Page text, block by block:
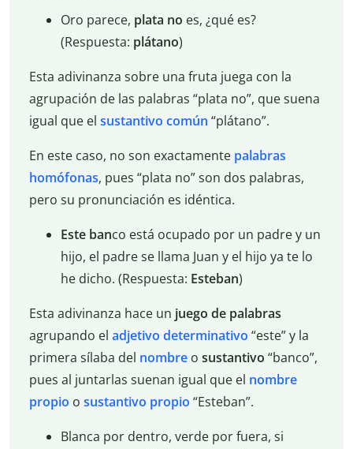
Oro parece, plata no es, ¿qué es?
(Respuesta: plátano)
Esta adivinanza sobre una fruta juega con la
agrupación de las palabras “plata no”, que suena
igual que el sustantivo común “plátano”.
En este caso, no son exactamente palabras
homófonas, pues “plata no” son dos palabras,
pero su pronunciación es idéntica.
Este banco está ocupado por un padre y un
hijo, el padre se llama Juan y el hijo ya te lo
he dicho. (Respuesta: Esteban)
Esta adivinanza hace un juego de palabras
agrupando el adjetivo determinativo “este” y la
primera sílaba del nombreo sustantivo “banco”,
pues al juntarlas suenan igual que el nombre
propio o sustantivo propio “Esteban”.
Blanca por dentro, verde por fuera, si